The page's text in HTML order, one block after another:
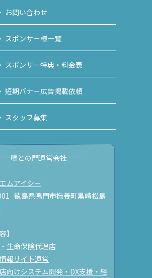
お問い合わせ
スポンサー様一覧
スポンサー特典・料金表
短期バナー広告掲載依頼
スタッフ募集
鳴との門運営会社 ──
ムアイシー
徳島県鳴門市撫養町黒崎松島
】
生命保険代理店
報サイト運営
向けシステム開発・DX支援・経